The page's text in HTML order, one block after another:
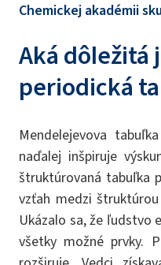
Chemickej akadémii
Aká dôležitá
periodická
Mendelejevova
naďalej inšpiruje
štruktúrovaná tabuľka
vzťah medzi
Ukázalo sa, že ľudstvo
všetky možné prvky.